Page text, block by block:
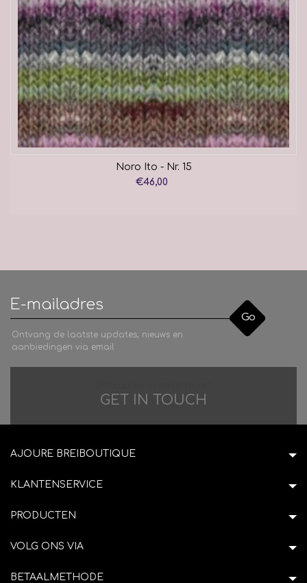
Noro Ito - Nr. 15
€46,00
Go
Ontvang de laatste updates, nieuws en
aanbiedingen via email
GET IN TOUCH
AJOURE BREIBOUTIQUE
KLANTENSERVICE
PRODUCTEN
VOLG ONS VIA
BETAALMETHODE